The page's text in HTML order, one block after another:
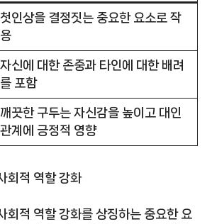
첫인상을 결정짓는 중요한 요소로 작
용
자신에 대한 존중과 타인에 대한 배려
를 포함
깨끗한 구두는 자신감을 높이고 대인
관계에 긍정적 영향
회적 역할 강화
회적 역할 강화를 상징하는 중요한 요